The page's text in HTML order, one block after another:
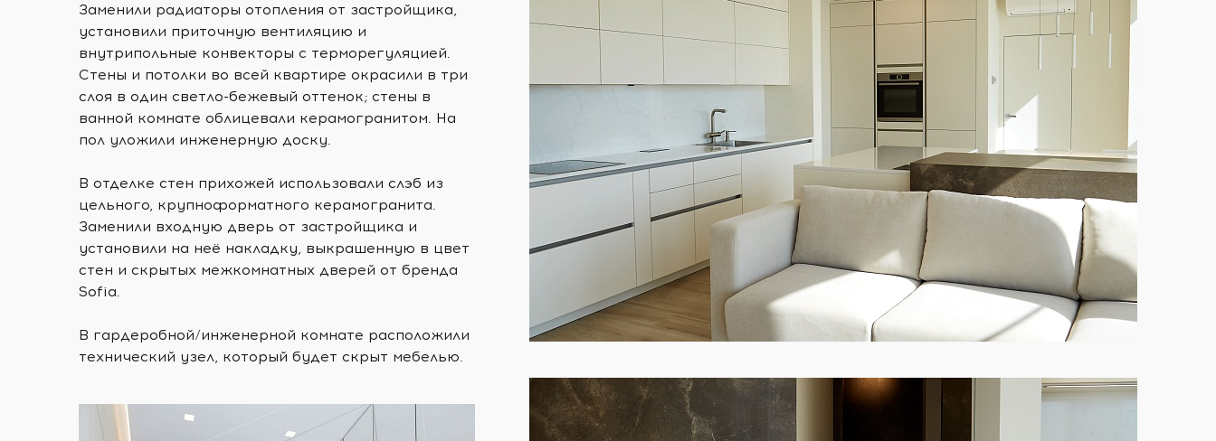
Заменили радиаторы отопления от застройщика,
установили приточную вентиляцию и
внутрипольные конвекторы с терморегуляцией.
Стены и потолки во всей квартире окрасили в три
слоя в один светло-бежевый оттенок; стены в
ванной комнате облицевали керамогранитом. На
пол уложили инженерную доску.
В отделке стен прихожей использовали слэб из
цельного, крупноформатного керамогранита.
Заменили входную дверь от застройщика и
установили на неё накладку, выкрашенную в цвет
стен и скрытых межкомнатных дверей от бренда
Sofia.
В гардеробной/инженерной комнате расположили
технический узел, который будет скрыт мебелью.